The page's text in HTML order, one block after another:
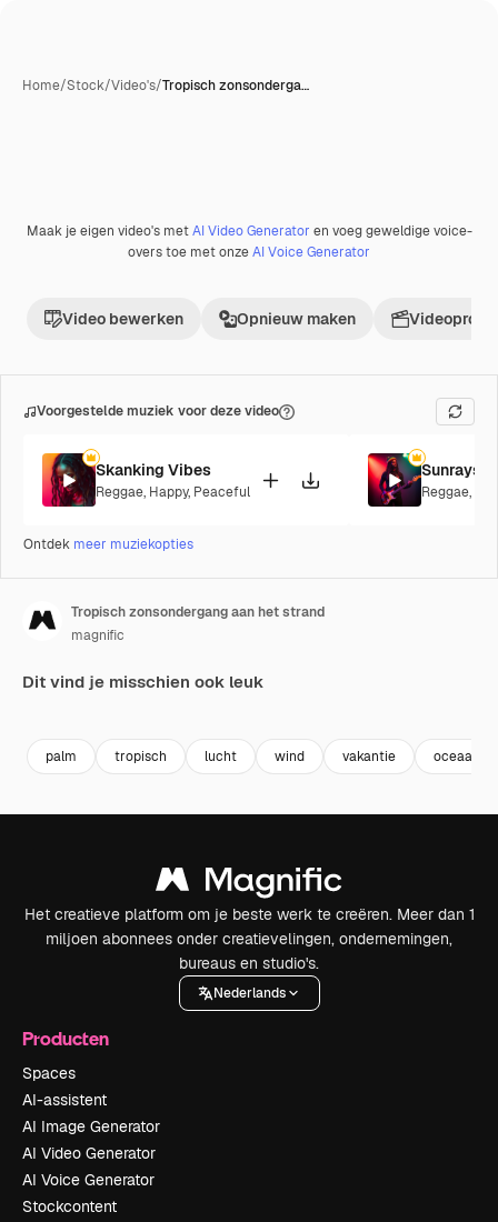
Home/Stock/Video's/Tropisch zonsonderga…
Maak je eigen video's metAI Video Generator en voeg geweldige voice-
overs toe met onzeAI Voice Generator
Video bewerken Opnieuw maken
Voorgestelde muziek voor deze video
Skanking Vibes
Reggae, Happy, Peaceful
Sunrays
Reggae,
Ontdek meer muziekopties
Tropisch zonsondergang aan het strand
magnific
Dit vind je misschien ook leuk
palm tropisch lucht wind vakantie oceaan
Het creatieve platform om je beste werk te creëren. Meer dan 1
miljoen abonnees onder creatievelingen, ondernemingen,
bureaus en studio's.
Nederlands
Producten
Spaces
AI-assistent
AI Image Generator
AI Video Generator
AI Voice Generator
Stockcontent